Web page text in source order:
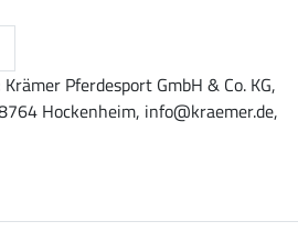
Krämer Pferdesport GmbH & Co. KG,
Hockenheim, info@kraemer.de,